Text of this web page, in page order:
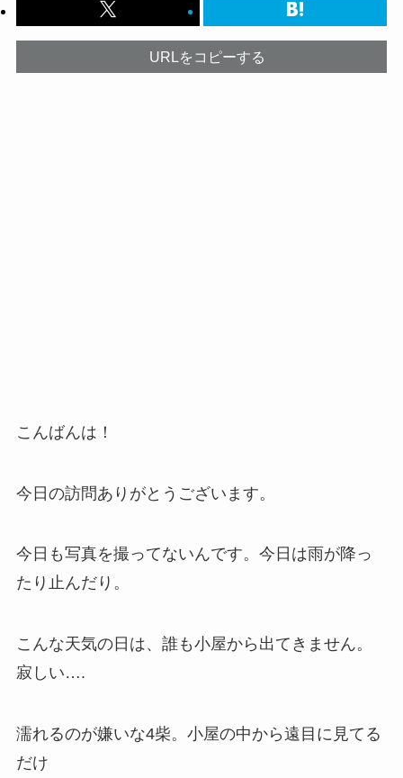
URLをコピーする
こんばんは！
今日の訪問ありがとうございます。
今日も写真を撮ってないんです。今日は雨が降っ
たり止んだり。
こんな天気の日は、誰も小屋から出てきません。
寂しい….
濡れるのが嫌いな4柴。小屋の中から遠目に見てる
だけ